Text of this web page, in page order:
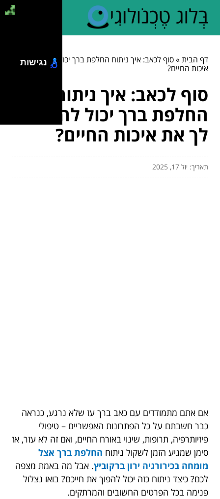
דף הבית»סוף לכאב: איך ניתוח החלפת ברך יכול להחזיר לך את
איכות החיים?
סוף לכאב: איך ניתוח
החלפת ברך יכול להחזיר
לך את איכות החיים?
תאריך: יול 17, 2025
אם אתם מתמודדים עם כאב ברך עז שלא נרגע, כנראה
כבר חשבתם על כל הפתרונות האפשריים – טיפולי
פיזיותרפיה, תרופות, שינוי באורח החיים, ואם זה לא עזר, אז
סימן שמגיע הזמן לשקול ניתוח החלפת ברך אצל
מומחה בכירורגיה ירון ברקוביץ. אבל מה באמת מצפה
לכם? כיצד ניתוח כזה יכול להפוך את חייכם? בואו נצלול
פנימה בכל הפרטים החשובים והמרתקים.
נגישות